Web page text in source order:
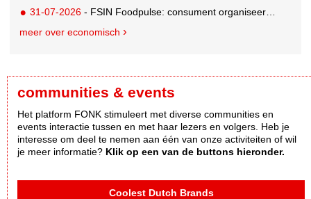
31-07-2026 - FSIN Foodpulse: consument organiseert eet- en koopgedrag bewuster
meer over economisch
communities & events
Het platform FONK stimuleert met diverse communities en
events interactie tussen en met haar lezers en volgers. Heb je
interesse om deel te nemen aan één van onze activiteiten of wil
je meer informatie? Klik op een van de buttons hieronder.
Coolest Dutch Brands